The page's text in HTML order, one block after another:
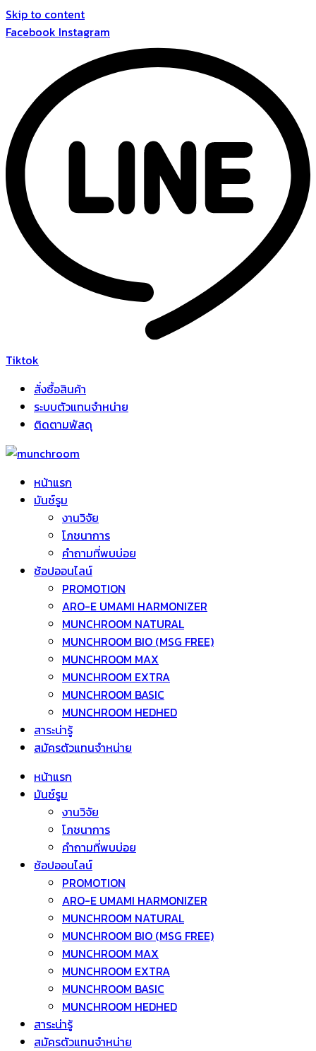
Skip to content
Facebook Instagram
Tiktok
สั่งซื้อสินค้า
ระบบตัวแทนจำหน่าย
ติดตามพัสดุ
หน้าแรก
มันช์รูม
งานวิจัย
โภชนาการ
คำถามที่พบบ่อย
ช้อปออนไลน์
PROMOTION
ARO-E UMAMI HARMONIZER
MUNCHROOM NATURAL
MUNCHROOM BIO (MSG FREE)
MUNCHROOM MAX
MUNCHROOM EXTRA
MUNCHROOM BASIC
MUNCHROOM HEDHED
สาระน่ารู้
สมัครตัวแทนจำหน่าย
หน้าแรก
มันช์รูม
งานวิจัย
โภชนาการ
คำถามที่พบบ่อย
ช้อปออนไลน์
PROMOTION
ARO-E UMAMI HARMONIZER
MUNCHROOM NATURAL
MUNCHROOM BIO (MSG FREE)
MUNCHROOM MAX
MUNCHROOM EXTRA
MUNCHROOM BASIC
MUNCHROOM HEDHED
สาระน่ารู้
สมัครตัวแทนจำหน่าย